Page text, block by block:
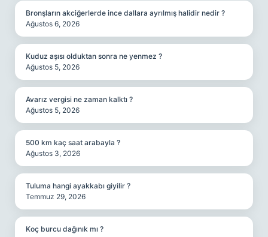
Bronşların akciğerlerde ince dallara ayrılmış halidir nedir ?
Ağustos 6, 2026
Kuduz aşısı olduktan sonra ne yenmez ?
Ağustos 5, 2026
Avarız vergisi ne zaman kalktı ?
Ağustos 5, 2026
500 km kaç saat arabayla ?
Ağustos 3, 2026
Tuluma hangi ayakkabı giyilir ?
Temmuz 29, 2026
Koç burcu dağınık mı ?